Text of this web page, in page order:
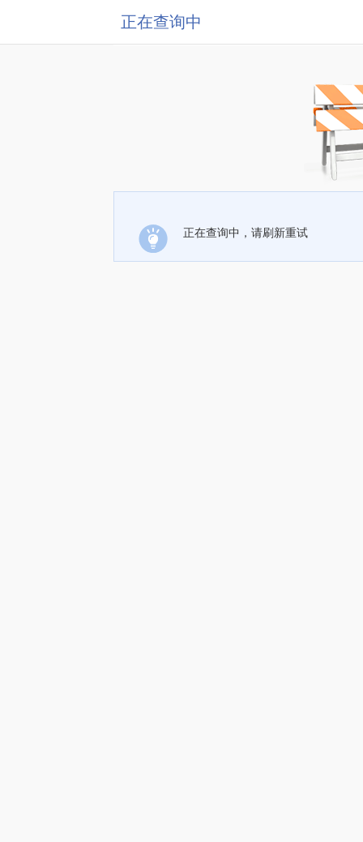
正在查询中
正在查询中，请刷新重试